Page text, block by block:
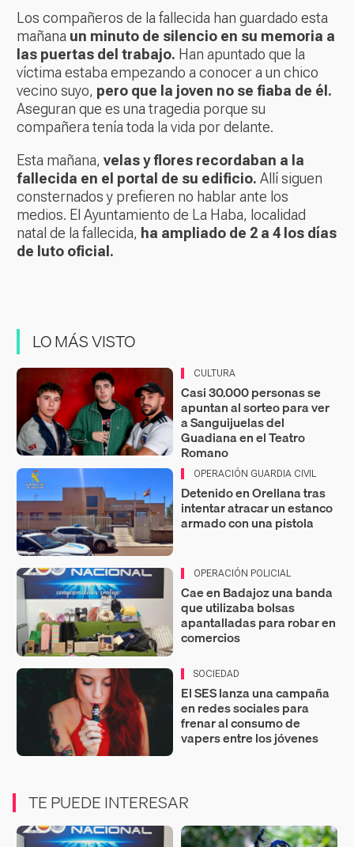
Los compañeros de la fallecida han guardado esta
mañana un minuto de silencio en su memoria a
las puertas del trabajo. Han apuntado que la
víctima estaba empezando a conocer a un chico
vecino suyo, pero que la joven no se fiaba de él.
Aseguran que es una tragedia porque su
compañera tenía toda la vida por delante.
Esta mañana, velas y flores recordaban a la
fallecida en el portal de su edificio. Allí siguen
consternados y prefieren no hablar ante los
medios. El Ayuntamiento de La Haba, localidad
natal de la fallecida, ha ampliado de 2 a 4 los días
de luto oficial.
LO MÁS VISTO
CULTURA
Casi 30.000 personas se
apuntan al sorteo para ver
a Sanguijuelas del
Guadiana en el Teatro
Romano
OPERACIÓN GUARDIA CIVIL
Detenido en Orellana tras
intentar atracar un estanco
armado con una pistola
OPERACIÓN POLICIAL
Cae en Badajoz una banda
que utilizaba bolsas
apantalladas para robar en
comercios
SOCIEDAD
El SES lanza una campaña
en redes sociales para
frenar al consumo de
vapers entre los jóvenes
TE PUEDE INTERESAR